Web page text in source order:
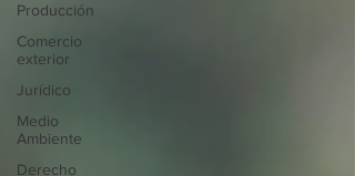
Producción
Comercio
exterior
Jurídico
Medio
Ambiente
Derecho